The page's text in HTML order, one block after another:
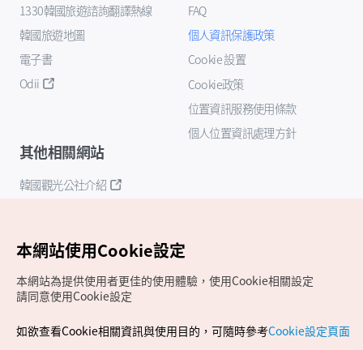
1330韓國旅遊諮詢翻譯熱線
韓國旅遊地圖
電子書
Odii
FAQ
個人資訊保護政策
Cookie 設置
Cookie政策
位置資訊服務使用條款
個人位置資訊處理方針
其他相關網站
韓國觀光公社介紹
Copyrights (c) 韓國觀光公社版權所有
本網站使用Cookie設定
本網站為提供使用者更佳的使用體驗，使用Cookie相關設定
請同意使用Cookie設定
如欲查看Cookie相關資訊與使用目的，可隨時參考Cookie設定頁面